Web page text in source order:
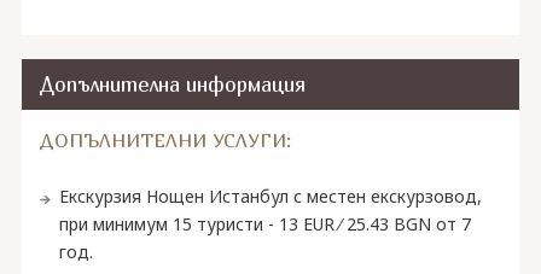
Допълнителна информация
ДОПЪЛНИТЕЛНИ УСЛУГИ:
Екскурзия Нощен Истанбул с местен екскурзовод,
при минимум 15 туристи - 13 EUR ∕ 25.43 BGN от 7
год.